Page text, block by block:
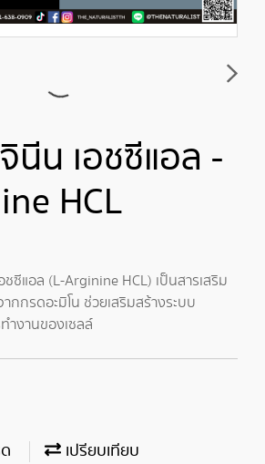
นีน เอชซีแอล -
HCL
ชซีแอล (L-Arginine HCL) เป็นสารเสริม
กกรดอะมิโน ช่วยเสริมสร้างระบบ
ำงานของเซลล์
เปรียบเทียบ